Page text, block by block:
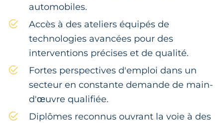
automobiles.
Accès à des ateliers équipés de
technologies avancées pour des
interventions précises et de qualité.
Fortes perspectives d'emploi dans un
secteur en constante demande de main-
d'œuvre qualifiée.
Diplômes reconnus ouvrant la voie à des